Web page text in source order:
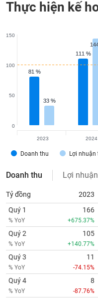
Thực hiện kế
81 %
81 %
111 %
111 %
33 %
33 %
Doanh thu Lợi
0
50
100
150
2023 2024
Doanh thu Lợi nhuận
Tỷ đồng 2023
Quý 1
% YoY
166
+675.37%
Quý 2
% YoY
105
+140.77%
Quý 3
% YoY
11
-74.15%
Quý 4
% YoY
8
-87.76%